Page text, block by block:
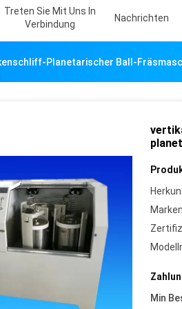
Treten Sie Mit Uns In
Verbindung
Nachrichten
Planetarischer Ball-
Min